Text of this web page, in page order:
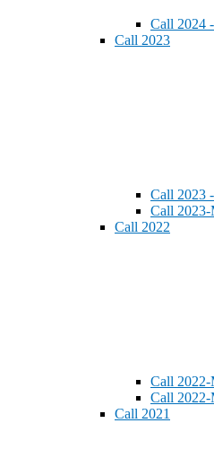
Call 2024
Call 2023
Call 2023
Call 2023-
Call 2022
Call 2022-
Call
Call 2021